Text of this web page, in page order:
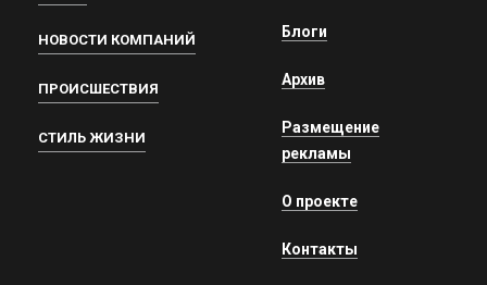
НОВОСТИ КОМПАНИЙ
ПРОИСШЕСТВИЯ
СТИЛЬ ЖИЗНИ
Блоги
Архив
Размещение
рекламы
О проекте
Контакты